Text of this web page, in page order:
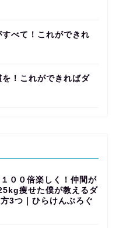
べて！これができれ
！これができればダ
００倍楽しく！仲間が
痩せた僕が教えるダ
3つ｜ひらけんぶろぐ